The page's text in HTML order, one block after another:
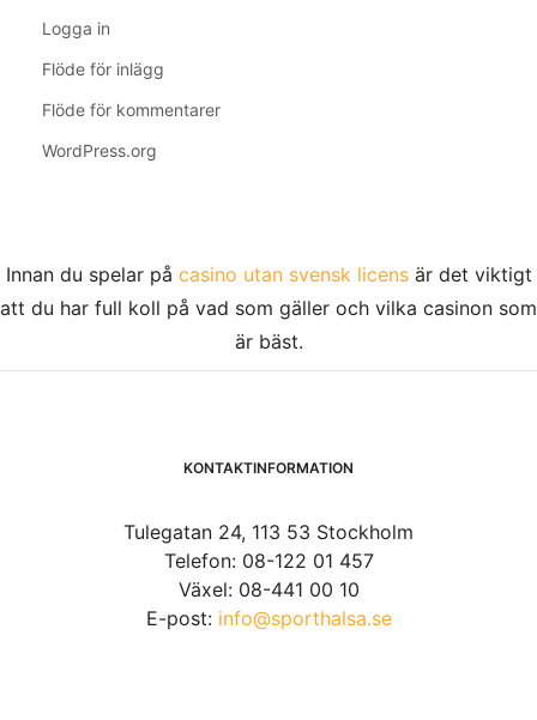
Logga in
Flöde för inlägg
Flöde för kommentarer
WordPress.org
Innan du spelar på casino utan svensk licensär det viktigt
att du har full koll på vad som gäller och vilka casinon som
är bäst.
KONTAKTINFORMATION
Tulegatan 24, 113 53 Stockholm
Telefon: 08-122 01 457
Växel: 08-441 00 10
E-post: info@sporthalsa.se